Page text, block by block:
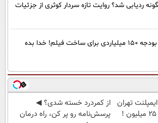
ردیابی شد؟ روایت تازه سردار کوثری از جزئیات
مجید واشقانی و بودجه 150 میلیاردی برای ساخت فیلم! خدا بده
تهران از کمردرد خسته شدی؟ ◀
پرسش‌نامه رو پر کن، راه درمان